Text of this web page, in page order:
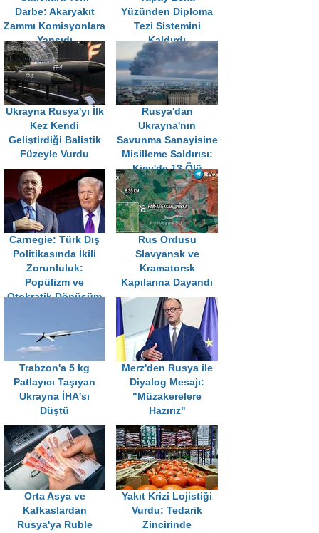
Darbe: Akaryakıt
Zammı Komisyonlara
Yansıdı
Yüzünden Diploma
Tezi Sistemini
Kaldırdı
Ukrayna Rusya'yı İlk
Kez Kendi
Geliştirdiği Balistik
Füzeyle Vurdu
Rusya'dan
Ukrayna'nın
Savunma Sanayisine
Misilleme Saldırısı:
Kiev'de 13 Ölü
Carnegie: Türk Dış
Politikasında İkili
Zorunluluk:
Popülizm ve
Otokratik Dönüşüm
Rus Ordusu
Slavyansk ve
Kramatorsk
Kapılarına Dayandı
Trabzon'a 5 kg
Patlayıcı Taşıyan
Ukrayna İHA'sı
Düştü
Merz'den Rusya ile
Diyalog Mesajı:
"Müzakerelere
Hazırız"
Orta Asya ve
Kafkaslardan
Rusya'ya Ruble
Yakıt Krizi Lojistiği
Vurdu: Tedarik
Zincirinde